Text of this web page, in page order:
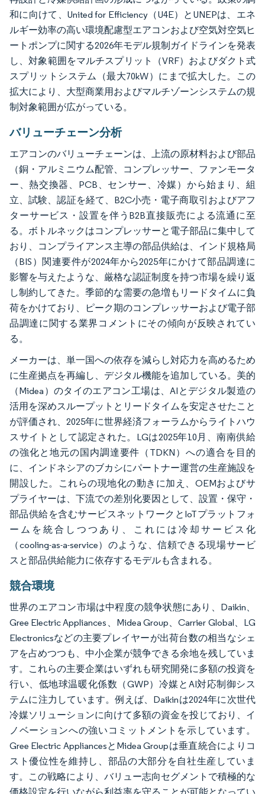
和に向けて、United for Efficiency（U4E）とUNEPは、エネ
ルギー効率の高い環境配慮型エアコンおよび空気対空気ヒ
ートポンプに関する2026年モデル規制ガイドラインを発表
し、対象範囲をマルチスプリット（VRF）およびダクト式
スプリットシステム（最大70kW）にまで拡大した。この
拡大により、大型商業用およびマルチゾーンシステムの規
制対象範囲が広がっている。
バリューチェーン分析
エアコンのバリューチェーンは、上流の原材料および部品
（銅・アルミニウム配管、コンプレッサー、ファンモータ
ー、熱交換器、PCB、センサー、冷媒）から始まり、組
立、試験、認証を経て、B2C小売・電子商取引およびアフ
ターサービス・設置を伴うB2B直接販売による流通に至
る。ボトルネックはコンプレッサーと電子部品に集中して
おり、コンプライアンス主導の部品供給は、インド規格局
（BIS）関連要件が2024年から2025年にかけて部品調達に
影響を与えたような、厳格な認証制度を持つ市場を繰り返
し制約してきた。季節的な需要の急増もリードタイムに負
荷をかけており、ピーク期のコンプレッサーおよび電子部
品調達に関する業界コメントにその傾向が反映されてい
る。
メーカーは、単一国への依存を減らし対応力を高めるため
に生産拠点を再編し、デジタル機能を追加している。美的
（Midea）のタイのエアコン工場は、AIとデジタル製造の
活用を深めスループットとリードタイムを安定させたこと
が評価され、2025年に世界経済フォーラムからライトハウ
スサイトとして認定された。LGは2025年10月、南南供給
の強化と地元の国内調達要件（TDKN）への適合を目的
に、インドネシアのブカシにパートナー運営の生産施設を
開設した。これらの現地化の動きに加え、OEMおよびサ
プライヤーは、下流での差別化要因として、設置・保守・
部品供給を含むサービスネットワークとIoTプラットフォ
ームを統合しつつあり、これには冷却サービス化
（cooling-as-a-service）のような、信頼できる現場サービ
スと部品供給能力に依存するモデルも含まれる。
競合環境
世界のエアコン市場は中程度の競争状態にあり、Daikin、
Gree Electric Appliances、Midea Group、Carrier Global、LG
Electronicsなどの主要プレイヤーが出荷台数の相当なシェ
アを占めつつも、中小企業が競争できる余地を残していま
す。これらの主要企業はいずれも研究開発に多額の投資を
行い、低地球温暖化係数（GWP）冷媒とAI対応制御シス
テムに注力しています。例えば、Daikinは2024年に次世代
冷媒ソリューションに向けて多額の資金を投じており、イ
ノベーションへの強いコミットメントを示しています。
Gree Electric AppliancesとMidea Groupは垂直統合によりコ
スト優位性を維持し、部品の大部分を自社生産していま
す。この戦略により、バリュー志向セグメントで積極的な